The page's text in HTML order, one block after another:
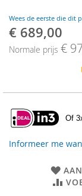
Wees de eerste die dit
Speciale
€ 689,00
Normale prijs €
Of
Informeer me